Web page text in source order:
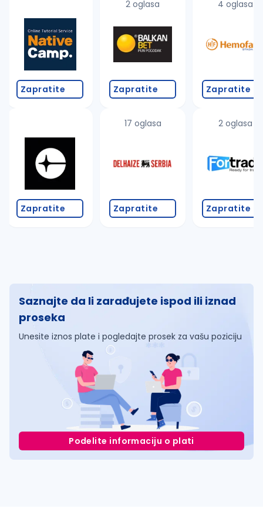
Zapratite
Zapratite
2 oglasa
Zapratite
17 oglasa
Zapratite
4 oglasa
Zapratite
2 oglasa
Zapratite
Saznajte da li zarađujete ispod ili iznad
proseka
Unesite iznos plate i pogledajte prosek za vašu poziciju
Podelite informaciju o plati